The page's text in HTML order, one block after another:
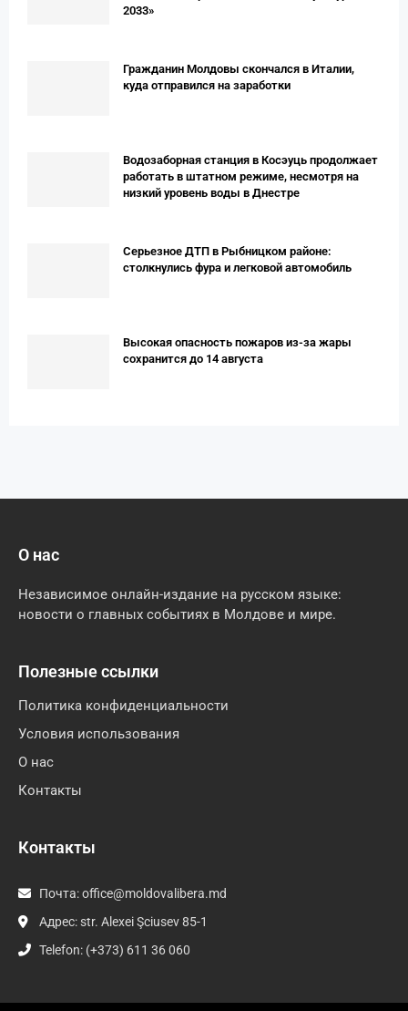
2033»
Гражданин Молдовы скончался в Италии,
куда отправился на заработки
Водозаборная станция в Косэуць продолжает
работать в штатном режиме, несмотря на
низкий уровень воды в Днестре
Серьезное ДТП в Рыбницком районе:
столкнулись фура и легковой автомобиль
Высокая опасность пожаров из-за жары
сохранится до 14 августа
О нас
Независимое онлайн-издание на русском языке:
новости о главных событиях в Молдове и мире.
Полезные ссылки
Политика конфиденциальности
Условия использования
О нас
Контакты
Контакты
Почта:office@moldovalibera.md
Адрес: str. Alexei Şciusev 85-1
Telefon: (+373) 611 36 060